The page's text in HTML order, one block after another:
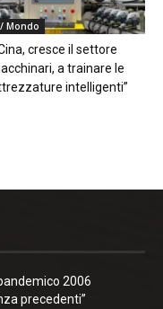
Mondo
cresce il settore
a trainare le
intelligenti”
2006
precedenti”